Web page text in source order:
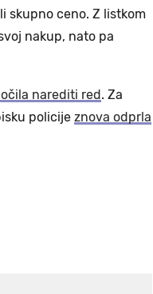
skupno ceno. Z listkom
nakup, nato pa
narediti red. Za
policije znova odprla